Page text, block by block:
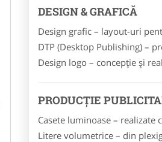
DESIGN & GRAFICĂ
Design grafic – layout-uri
DTP (Desktop Publishing) –
Design logo – concepție și
PRODUCȚIE
Casete luminoase – realizate
Litere volumetrice – din